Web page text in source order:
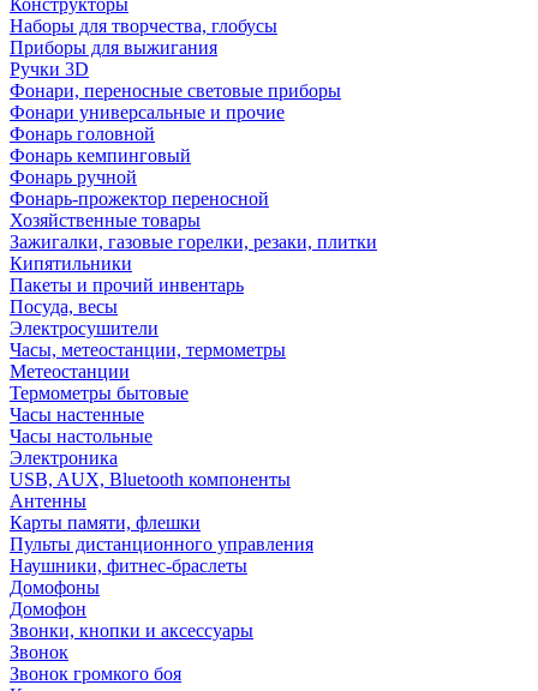
Конструкторы
Наборы для творчества, глобусы
Приборы для выжигания
Ручки 3D
Фонари, переносные световые приборы
Фонари универсальные и прочие
Фонарь головной
Фонарь кемпинговый
Фонарь ручной
Фонарь-прожектор переносной
Хозяйственные товары
Зажигалки, газовые горелки, резаки, плитки
Кипятильники
Пакеты и прочий инвентарь
Посуда, весы
Электросушители
Часы, метеостанции, термометры
Метеостанции
Термометры бытовые
Часы настенные
Часы настольные
Электроника
USB, AUX, Bluetooth компоненты
Антенны
Карты памяти, флешки
Пульты дистанционного управления
Наушники, фитнес-браслеты
Домофоны
Домофон
Звонки, кнопки и аксессуары
Звонок
Звонок громкого боя